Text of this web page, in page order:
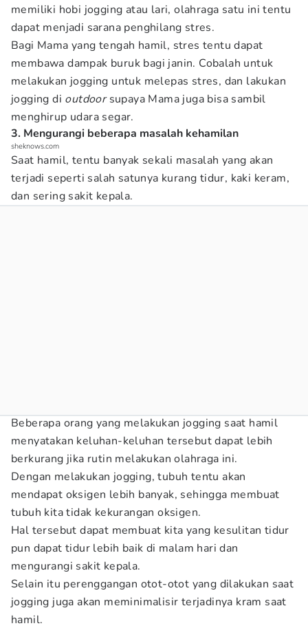
memiliki hobi jogging atau lari, olahraga satu ini tentu
dapat menjadi sarana penghilang stres.
Bagi Mama yang tengah hamil, stres tentu dapat
membawa dampak buruk bagi janin. Cobalah untuk
melakukan jogging untuk melepas stres, dan lakukan
jogging di outdoorsupaya Mama juga bisa sambil
menghirup udara segar.
3. Mengurangi beberapa masalah kehamilan
sheknows.com
Saat hamil, tentu banyak sekali masalah yang akan
terjadi seperti salah satunya kurang tidur, kaki keram,
dan sering sakit kepala.
Beberapa orang yang melakukan jogging saat hamil
menyatakan keluhan-keluhan tersebut dapat lebih
berkurang jika rutin melakukan olahraga ini.
Dengan melakukan jogging, tubuh tentu akan
mendapat oksigen lebih banyak, sehingga membuat
tubuh kita tidak kekurangan oksigen.
Hal tersebut dapat membuat kita yang kesulitan tidur
pun dapat tidur lebih baik di malam hari dan
mengurangi sakit kepala.
Selain itu perenggangan otot-otot yang dilakukan saat
jogging juga akan meminimalisir terjadinya kram saat
hamil.